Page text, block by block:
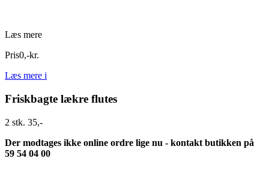
Læs mere
Pris0,-kr.
Læs mere i
Friskbagte lækre flutes
2 stk. 35,-
Der modtages ikke online ordre lige nu - kontakt butikken på
59 54 04 00